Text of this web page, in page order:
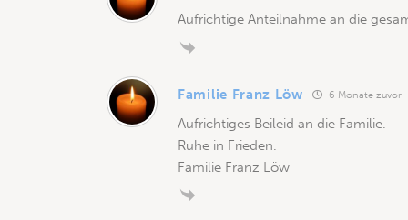
Aufrichtige Anteilnahme an die
Familie Franz Löw 6 Monate zuvor
Aufrichtiges Beileid an die Familie.
Ruhe in Frieden.
Familie Franz Löw